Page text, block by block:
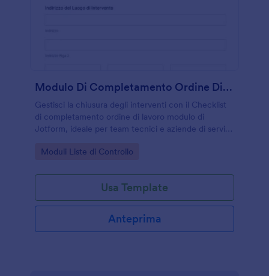
Modulo Di Completamento Ordine Di Lavoro
Gestisci la chiusura degli interventi con il Checklist
di completamento ordine di lavoro modulo di
Jotform, ideale per team tecnici e aziende di servizi
tracciamento delle risposte.
Go to Category:
Moduli Liste di Controllo
Usa Template
Anteprima